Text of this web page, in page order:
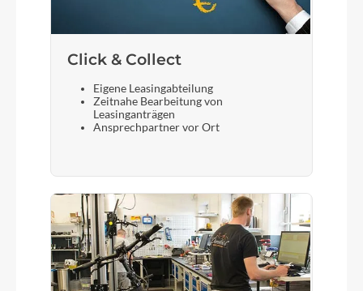
Click & Collect
Eigene Leasingabteilung
Zeitnahe Bearbeitung von
Leasinganträgen
Ansprechpartner vor Ort